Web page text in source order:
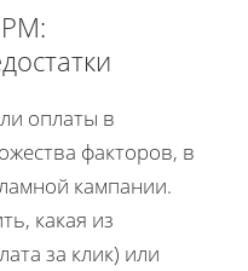
оплаты в
факторов, в
кампании.
какая из
за клик) или